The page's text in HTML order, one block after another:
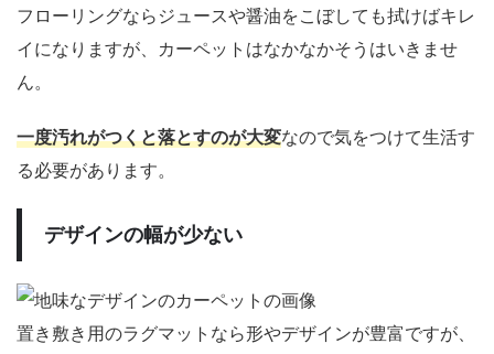
フローリングならジュースや醤油をこぼしても拭けばキレ
イになりますが、カーペットはなかなかそうはいきませ
ん。
一度汚れがつくと落とすのが大変なので気をつけて生活す
る必要があります。
デザインの幅が少ない
置き敷き用のラグマットなら形やデザインが豊富ですが、